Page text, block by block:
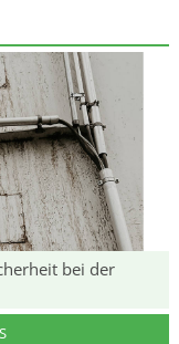
bei der